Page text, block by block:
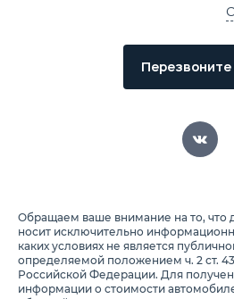
Обращаем ваше внимание на то, что
носит исключительно
каких условиях не является
определяемой положением ч. 2 ст.
Российской Федерации. Для
информации о стоимости